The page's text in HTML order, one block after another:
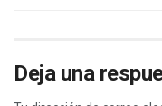
Deja una